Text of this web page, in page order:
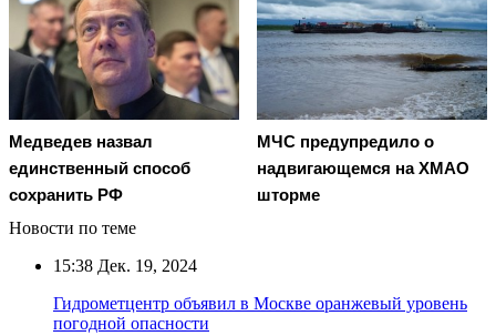
Медведев назвал
единственный способ
сохранить РФ
МЧС предупредило о
надвигающемся на ХМАО
шторме
Новости по теме
15:38 Дек. 19, 2024
Гидрометцентр объявил в Москве оранжевый уровень
погодной опасности